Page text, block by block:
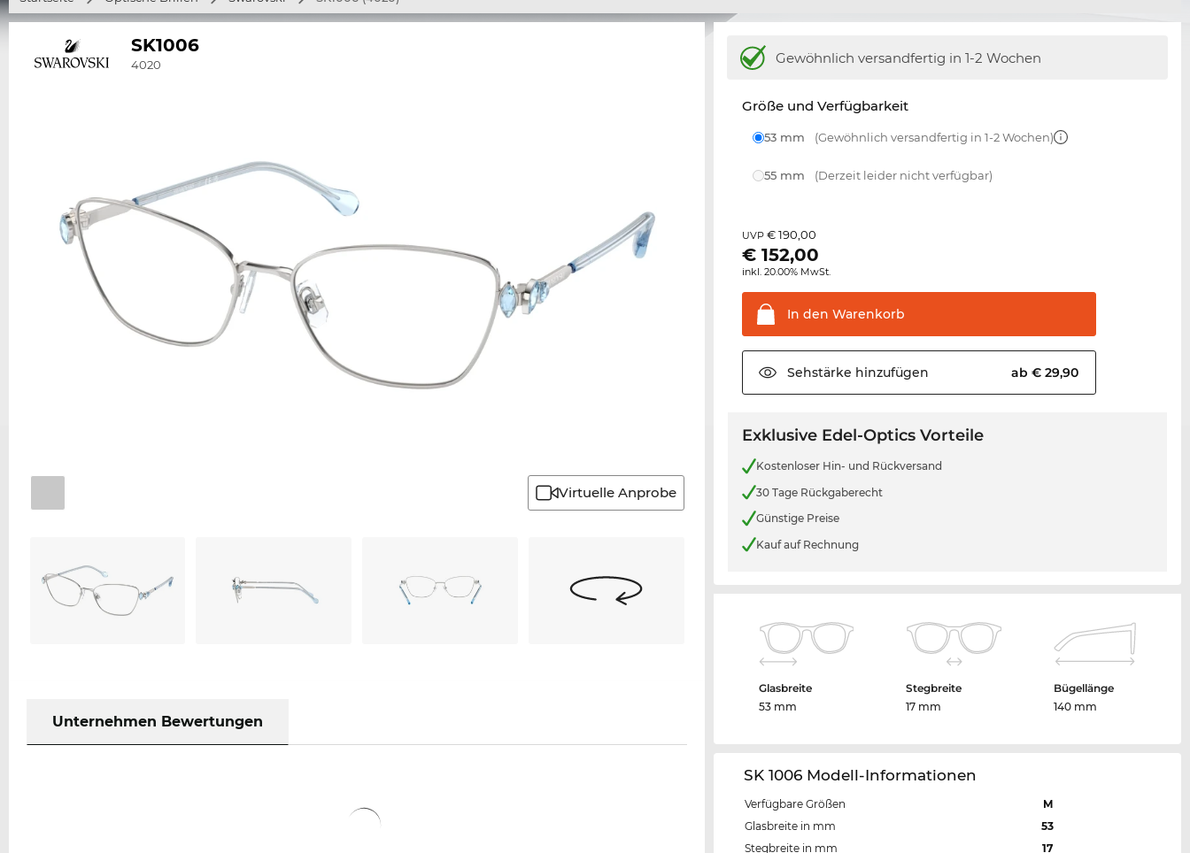
SK1006
4020
Virtuelle Anprobe
Unternehmen Bewertungen
Gewöhnlich versandfertig in 1-2 Wochen
Größe und Verfügbarkeit
53 mm (Gewöhnlich versandfertig in 1-2 Wochen)
55 mm (Derzeit leider nicht verfügbar)
UVP€ 190,00
€152,00
inkl. 20.00% MwSt.
In den Warenkorb
Sehstärke hinzufügen ab € 29,90
Exklusive Edel-Optics Vorteile
Kostenloser Hin- und Rückversand
30 Tage Rückgaberecht
Günstige Preise
Kauf auf Rechnung
Glasbreite
53 mm
Stegbreite
17 mm
Bügellänge
140 mm
SK 1006 Modell-Informationen
Verfügbare Größen
M
Glasbreite in mm
53
Stegbreite in mm
17